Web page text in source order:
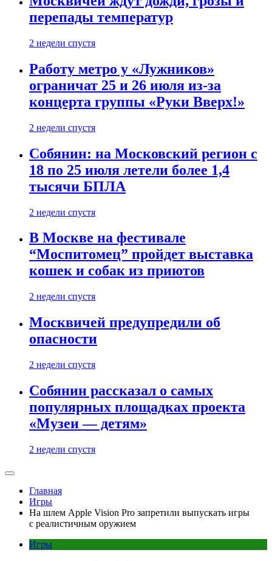
перепады температур
2 недели спустя
Работу метро у «Лужников»
ограничат 25 и 26 июля из-за
концерта группы «Руки Вверх!»
2 недели спустя
Собянин: на Московский регион с
18 по 25 июля летели более 1,4
тысячи БПЛА
2 недели спустя
В Москве на фестивале
“Моспитомец” пройдет выставка
кошек и собак из приютов
2 недели спустя
Москвичей предупредили об
опасности
2 недели спустя
Собянин рассказал о самых
популярных площадках проекта
«Музеи — детям»
2 недели спустя
Главная
Игры
На шлем Apple Vision Pro запретили выпускать игры
с реалистичным оружием
Игры